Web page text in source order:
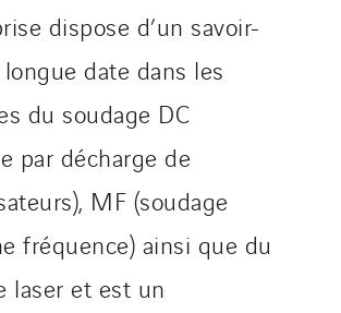
dispose d’un savoir-
date dans les
du soudage DC
par décharge de
MF (soudage
fréquence) ainsi que du
laser et est un